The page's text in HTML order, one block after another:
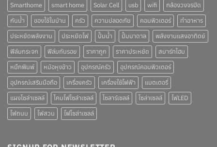
Smarthome
smart home Solar Cell usb wifi
กล้องวงจรปิด
กันน้ำ
ของใช้ในบ้าน ครัว ความปลอดภัย คอมพิวเตอร์
ทำอาหาร
ประหยัดพลังงาน
ประหยัดไฟ ปั๊มน้ำ ปั๊มบาดาล
พลังงานแสงอาทิตย์
ฟิล์มกระจก
ฟิล์มกันรอย ราคาถูก ราคาประหยัด
สมาร์ทโฮม
หมึกพิมพ์
หม้อหุงข้าว อุปกรณ์ครัว
อุปกรณ์คอมพิวเตอร์
อุปกรณ์เสริมมือถือ
เครื่องครัว เครื่องใช้ไฟฟ้า
แบตเตอรี่
แผงโซล่าเซลล์
โคมไฟโซล่าเซลล์ โซลาร์เซลล์ โซล่าเซลล์
ไฟLED
ไฟถนน
ไฟสวน ไฟโซล่าเซลล์